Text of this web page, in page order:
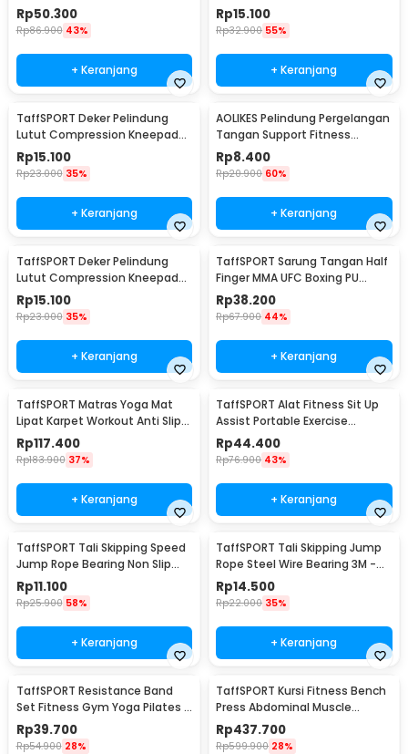
H0031
Rp50.300
Rp86.900 43%
+ Keranjang
Gym Fitness 1 PCS M - SS7
Rp15.100
Rp32.900 55%
+ Keranjang
TaffSPORT Deker Pelindung
Lutut Compression Kneepad
Gym Fitness 1 PCS L - SS7
Rp15.100
Rp23.000 35%
+ Keranjang
AOLIKES Pelindung Pergelangan
Tangan Support Fitness
Olahraga - 1526
Rp8.400
Rp20.900 60%
+ Keranjang
TaffSPORT Deker Pelindung
Lutut Compression Kneepad
Gym Fitness 1 PCS XL - SS7
Rp15.100
Rp23.000 35%
+ Keranjang
TaffSPORT Sarung Tangan Half
Finger MMA UFC Boxing PU
Leather Gloves - FE-BO0027
Rp38.200
Rp67.900 44%
+ Keranjang
TaffSPORT Matras Yoga Mat
Lipat Karpet Workout Anti Slip
TPE 183x61cm - PROlite 60
Rp117.400
Rp183.900 37%
+ Keranjang
TaffSPORT Alat Fitness Sit Up
Assist Portable Exercise
Equipment - CM001
Rp44.400
Rp76.900 43%
+ Keranjang
TaffSPORT Tali Skipping Speed
Jump Rope Bearing Non Slip
Sports Weight - JR05
Rp11.100
Rp25.900 58%
+ Keranjang
TaffSPORT Tali Skipping Jump
Rope Steel Wire Bearing 3M -
D053
Rp14.500
Rp22.000 35%
+ Keranjang
TaffSPORT Resistance Band
Set Fitness Gym Yoga Pilates 11
PCS - YR2-11
Rp39.700
Rp54.900 28%
TaffSPORT Kursi Fitness Bench
Press Abdominal Muscle
Foldable - YC-300
Rp437.700
Rp599.900 28%